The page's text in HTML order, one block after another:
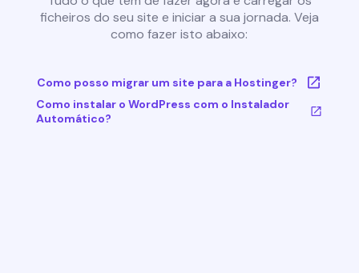
ficheiros do seu site e iniciar a sua jornada. Veja
como fazer isto abaixo:
Como posso migrar um site para a Hostinger?
Como instalar o WordPress com o Instalador
Automático?